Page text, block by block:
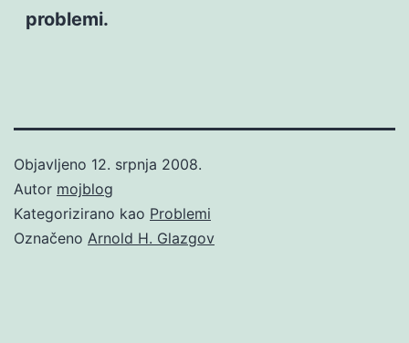
problemi.
Objavljeno 12. srpnja 2008.
Autor mojblog
Kategorizirano kao Problemi
Označeno Arnold H. Glazgov